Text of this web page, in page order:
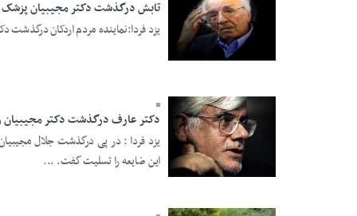
12 Mordad 1396 -
تابش درگذشت دکتر مجیبیان
یزد فردا:نماینده مردم اردکان
12 Mordad 1396 -
دکتر عارف درگذشت دکتر
یزد فردا : در پی درگذشت جلال
این ضایعه را تسلیت گفت. ...